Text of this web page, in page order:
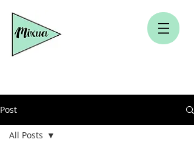
Post
All Posts